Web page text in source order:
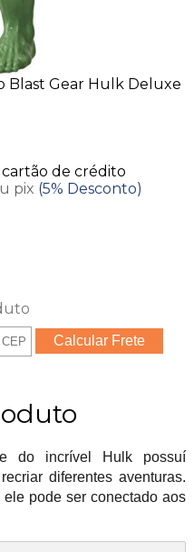
Blast Gear Hulk Deluxe
de crédito
pix (5% Desconto)
do incrível Hulk possuí
diferentes aventuras.
pode ser conectado aos